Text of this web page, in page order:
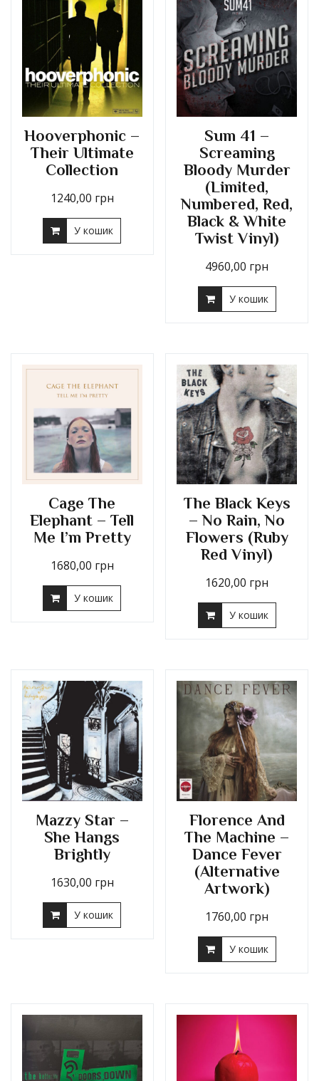
Hooverphonic –
Their Ultimate
Collection
1240,00 грн
У кошик
Sum 41 –
Screaming
Bloody Murder
(Limited,
Numbered, Red,
Black & White
Twist Vinyl)
4960,00 грн
У кошик
Cage The
Elephant – Tell
Me I’m Pretty
1680,00 грн
У кошик
The Black Keys
– No Rain, No
Flowers (Ruby
Red Vinyl)
1620,00 грн
У кошик
Mazzy Star –
She Hangs
Brightly
1630,00 грн
У кошик
Florence And
The Machine –
Dance Fever
(Alternative
Artwork)
1760,00 грн
У кошик